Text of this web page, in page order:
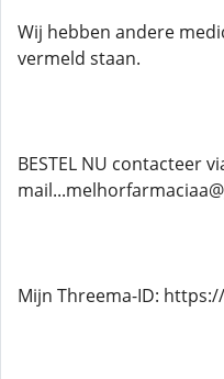
Wij hebben andere
vermeld staan.
BESTEL NU contacteer
Mijn Threema-ID: